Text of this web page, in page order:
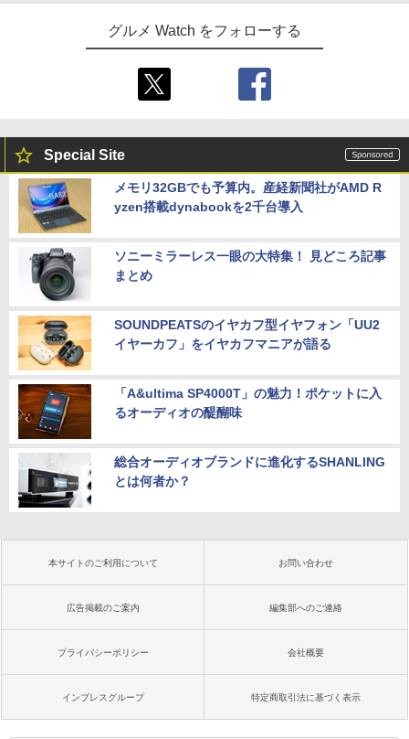
グルメ Watch をフォローする
Special Site
メモリ32GBでも予算内。産経新聞社がAMD R
yzen搭載dynabookを2千台導入
ソニーミラーレス一眼の大特集！ 見どころ記事
まとめ
SOUNDPEATSのイヤカフ型イヤフォン「UU2
イヤーカフ」をイヤカフマニアが語る
「A&ultima SP4000T」の魅力！ポケットに入
るオーディオの醍醐味
総合オーディオブランドに進化するSHANLING
とは何者か？
本サイトのご利用について お問い合わせ
広告掲載のご案内 編集部へのご連絡
プライバシーポリシー 会社概要
インプレスグループ 特定商取引法に基づく表示